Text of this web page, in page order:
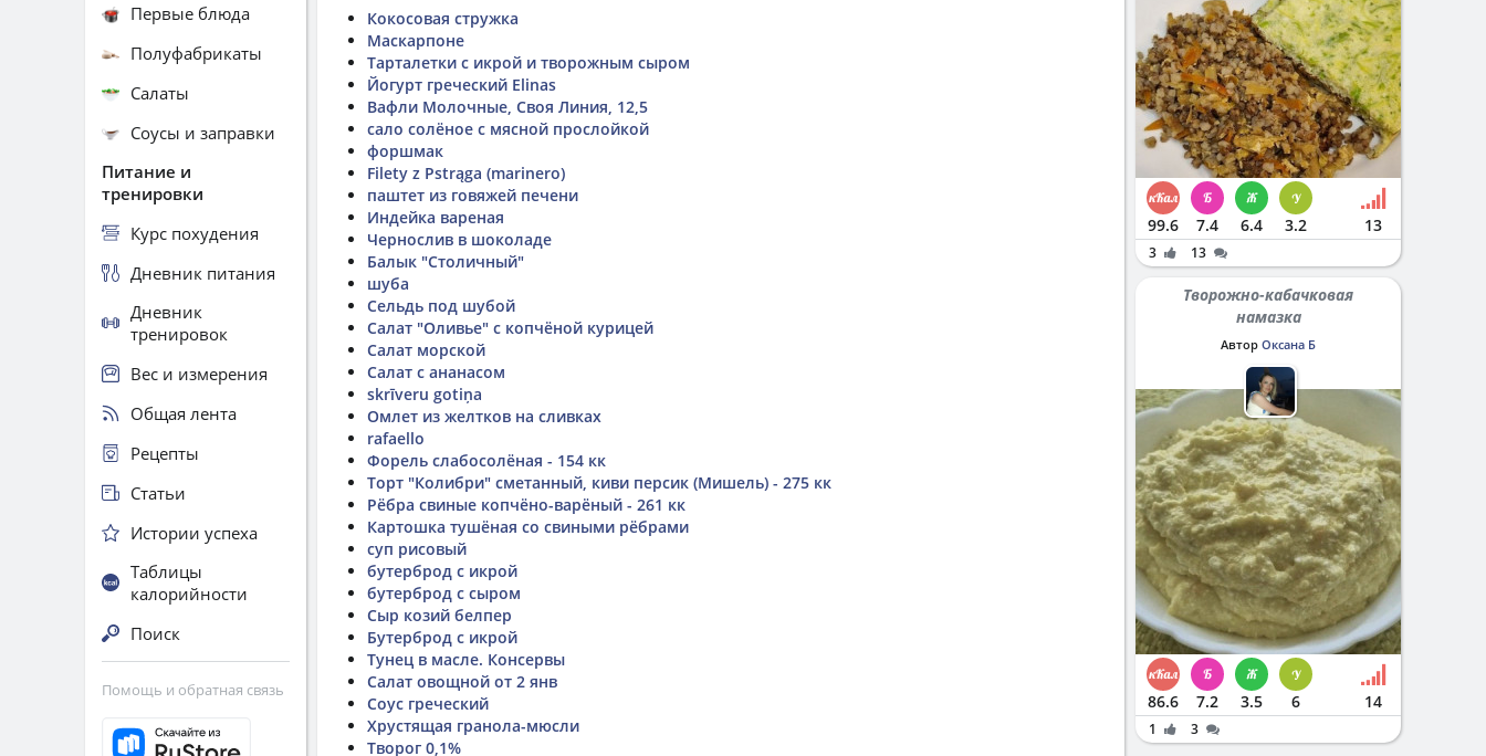
Кокосовая стружка
Маскарпоне
Тарталетки с икрой и творожным сыром
Йогурт греческий Elinas
Вафли Молочные, Своя Линия, 12,5
сало солёное с мясной прослойкой
форшмак
Filety z Pstrąga (marinero)
паштет из говяжей печени
Индейка вареная
Чернослив в шоколаде
Балык "Столичный"
шуба
Сельдь под шубой
Салат "Оливье" с копчёной курицей
Салат морской
Салат с ананасом
skrīveru gotiņa
Омлет из желтков на сливках
rafaello
Форель слабосолёная - 154 кк
Торт "Колибри" сметанный, киви персик (Мишель) - 275 кк
Рёбра свиные копчёно-варёный - 261 кк
Картошка тушёная со свиными рёбрами
суп рисовый
бутерброд с икрой
бутерброд с сыром
Сыр козий белпер
Бутерброд с икрой
Тунец в масле. Консервы
Салат овощной от 2 янв
Соус греческий
Хрустящая гранола-мюсли
Творог 0,1%
Первые блюда
Полуфабрикаты
Салаты
Соусы и заправки
Питание и
тренировки
Курс похудения
Дневник питания
Дневник
тренировок
Вес и измерения
Общая лента
Рецепты
Статьи
Истории успеха
Таблицы
калорийности
Поиск
Помощь и обратная связь
99.6 7.4 6.4 3.2 13
3 13
Творожно-кабачковая
намазка
Автор Оксана Б
86.6 7.2 3.5 6 14
1 3